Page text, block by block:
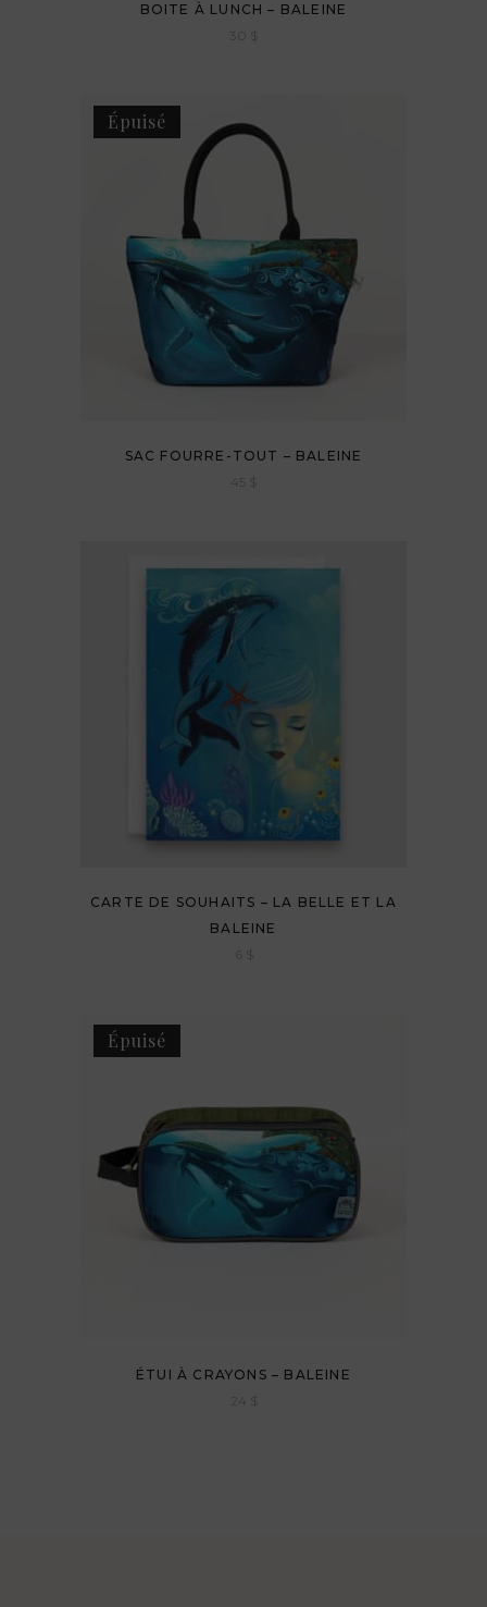
BOITE À LUNCH – BALEINE
30
Épuisé
SAC FOURRE-TOUT – BALEINE
45
CARTE DE SOUHAITS – LA BELLE ET LA
BALEINE
Épuisé
ÉTUI À CRAYONS – BALEINE
24